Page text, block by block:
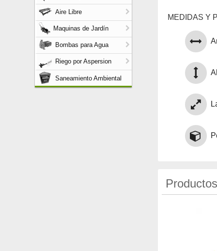
Aire Libre
Maquinas de Jardín
Bombas para Agua
Riego por Aspersion
Saneamiento Ambiental
MEDIDAS Y